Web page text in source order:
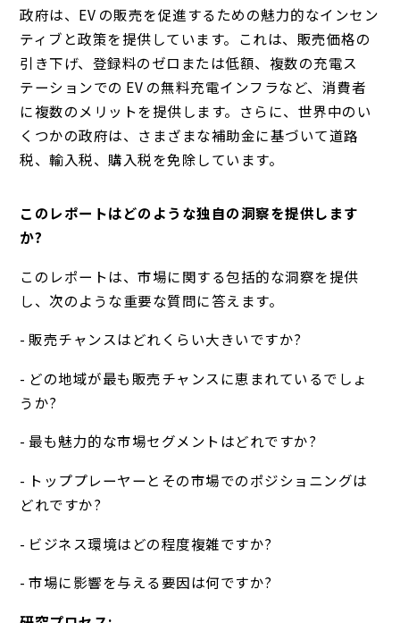
政府は、EV の販売を促進するための魅力的なインセン
ティブと政策を提供しています。 これは、販売価格の
引き下げ、登録料のゼロまたは低額、複数の充電ス
テーションでの EV の無料充電インフラなど、消費者
に複数のメリットを提供します。 さらに、世界中のい
くつかの政府は、さまざまな補助金に基づいて道路
税、輸入税、購入税を免除しています。
このレポートはどのような独自の洞察を提供します
か?
このレポートは、市場に関する包括的な洞察を提供
し、次のような重要な質問に答えます。
- 販売チャンスはどれくらい大きいですか?
- どの地域が最も販売チャンスに恵まれているでしょ
うか?
- 最も魅力的な市場セグメントはどれですか?
- トッププレーヤーとその市場でのポジショニングは
どれですか?
- ビジネス環境はどの程度複雑ですか?
- 市場に影響を与える要因は何ですか?